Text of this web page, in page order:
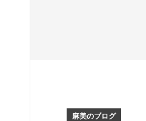
麻美のブログ